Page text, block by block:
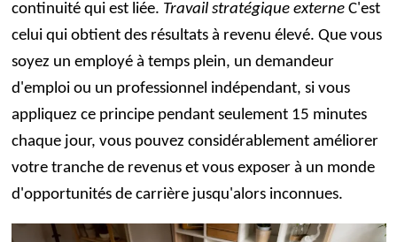
continuité qui est liée. Travail stratégique externeC'est
celui qui obtient des résultats à revenu élevé. Que vous
soyez un employé à temps plein, un demandeur
d'emploi ou un professionnel indépendant, si vous
appliquez ce principe pendant seulement 15 minutes
chaque jour, vous pouvez considérablement améliorer
votre tranche de revenus et vous exposer à un monde
d'opportunités de carrière jusqu'alors inconnues.